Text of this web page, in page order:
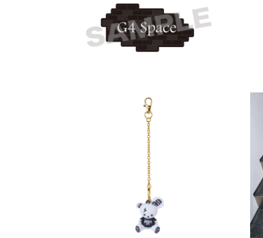
￥800（税込）
スートライプーくま チャ
￥2,500（税込）